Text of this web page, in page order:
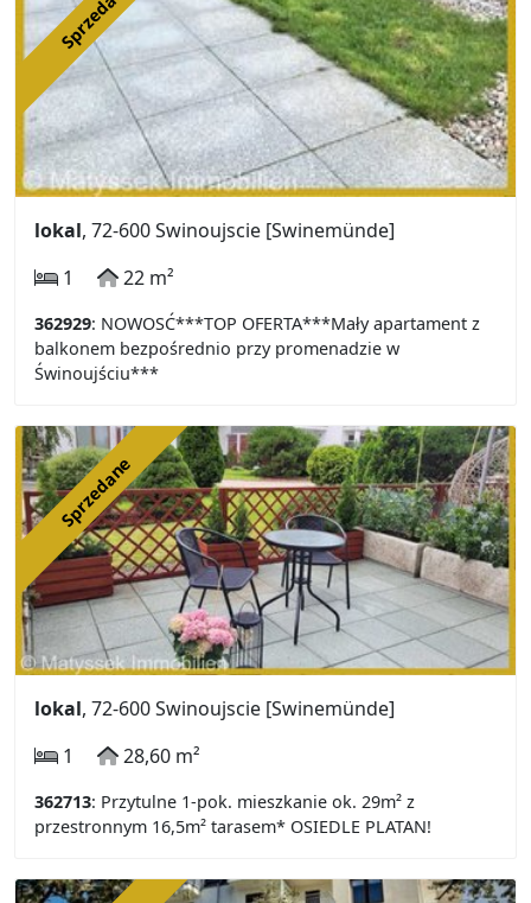
lokal, 72-600 Swinoujscie [Swinemünde]
1
22 m²
362929: NOWOSĆ***TOP OFERTA***Mały apartament z
balkonem bezpośrednio przy promenadzie w
Świnoujściu***
Sprzedane
lokal, 72-600 Swinoujscie [Swinemünde]
1
28,60 m²
362713: Przytulne 1-pok. mieszkanie ok. 29m² z
przestronnym 16,5m² tarasem* OSIEDLE PLATAN!